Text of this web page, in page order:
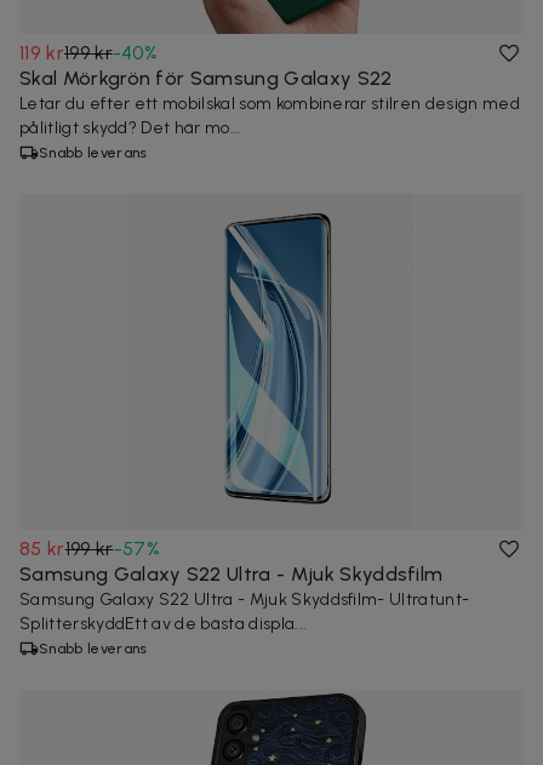
119 kr199 kr-40%
Skal Mörkgrön för Samsung Galaxy S22
Letar du efter ett mobilskal som kombinerar stilren design med
pålitligt skydd? Det här mo...
Snabb leverans
85 kr199 kr-57%
Samsung Galaxy S22 Ultra - Mjuk Skyddsfilm
Samsung Galaxy S22 Ultra - Mjuk Skyddsfilm- Ultratunt-
SplitterskyddEtt av de bästa displa...
Snabb leverans